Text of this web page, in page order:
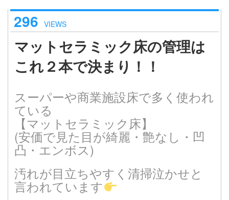
296 VIEWS
マットセラミック床の管理は
これ２本で決まり！！
スーパーや商業施設床で多く使われ
ている
【マットセラミック床】
(安価で見た目が綺麗・艶なし・凹
凸・エンボス)
汚れが目立ちやすく清掃泣かせと
言われています